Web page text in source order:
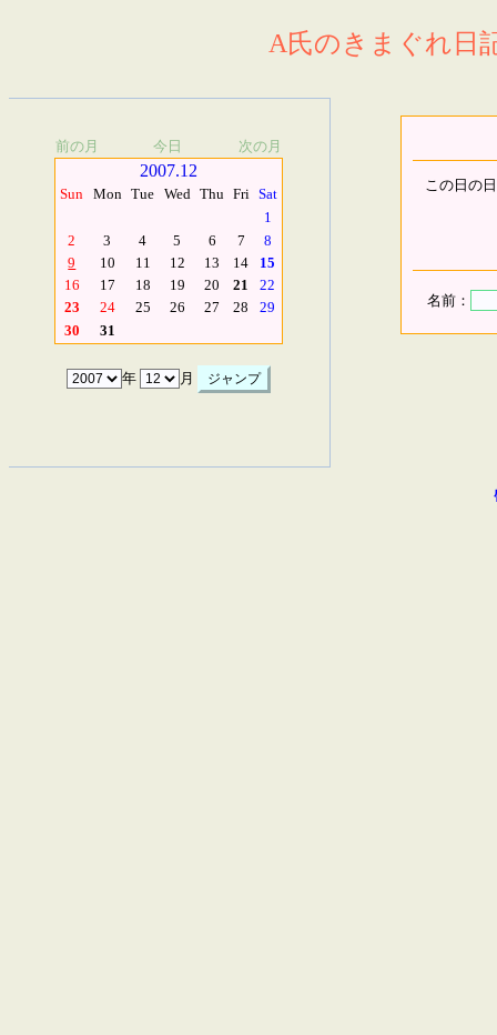
A氏のきまぐれ日
前の月 今日 次の月
2007.12
Sun Mon Tue Wed Thu Fri Sat
1
2
3 4 5 6 7
8
9
10 11 12 13 14
15
16
17 18 19 20 21
22
23
24 25 26 27 28
29
30
31
年 月
この日の
名前：